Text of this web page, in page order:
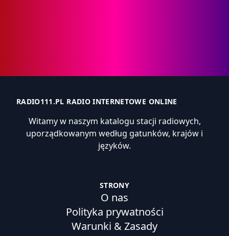
RADIO111.PL RADIO INTERNETOWE ONLINE
Witamy w naszym katalogu stacji radiowych,
uporządkowanym według gatunków, krajów i
języków.
STRONY
O nas
Polityka prywatności
Warunki & Zasady